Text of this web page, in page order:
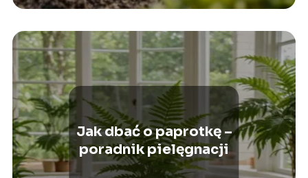
Jak dbać o paprotkę –
poradnik pielęgnacji